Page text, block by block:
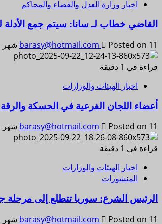
اخبار وزارة العدل والقضاء والمحاكم
القاضي خطاب لـ سانا: سيتم جمع
barasy@hotmail.com
Posted on 11 شهر منذ
قراءة في 1 دقيقة
اخبار الهيئات والوزارات
أعضاء اللجان الفرعية في الحسكة
barasy@hotmail.com
Posted on 11 شهر منذ
قراءة في 1 دقيقة
اخبار الهيئات والوزارات
المنشورات
الرئيس الشرع: سوريا تتطلع إلى مرحلة
barasy@hotmail.com Posted on 11 شهر منذ